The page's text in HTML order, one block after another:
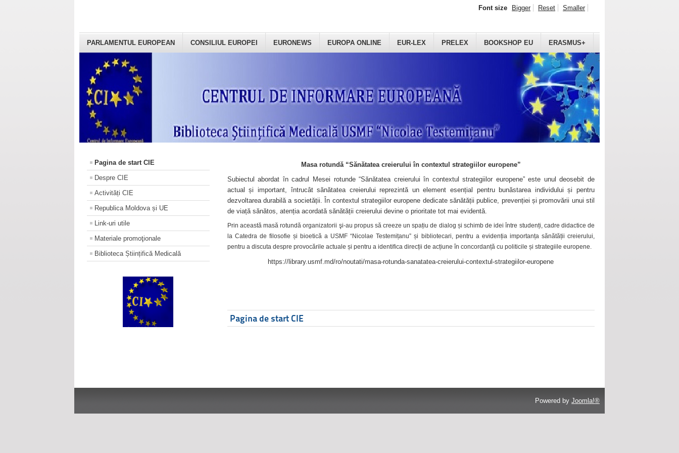
PARLAMENTUL EUROPEAN CONSILIUL EUROPEI EURONEWS EUROPA ONLINE EUR-LEX PRELEX BOOKSHOP EU ERASMUS+
Font size Bigger Reset Smaller
Pagina de start CIE
Despre CIE
Activități CIE
Republica Moldova și UE
Link-uri utile
Materiale promoţionale
Biblioteca Științifică Medicală
Masa rotundă “Sănătatea creierului în contextul strategiilor europene”
Subiectul abordat în cadrul Mesei rotunde “Sănătatea creierului în contextul strategiilor europene” este unul deosebit de
actual și important, întrucât sănătatea creierului reprezintă un element esențial pentru bunăstarea individului și pentru
dezvoltarea durabilă a societății. În contextul strategiilor europene dedicate sănătății publice, prevenției și promovării unui stil
de viață sănătos, atenția acordată sănătății creierului devine o prioritate tot mai evidentă.
Prin această masă rotundă organizatorii şi-au propus să creeze un spațiu de dialog și schimb de idei între studenți, cadre didactice de
la Catedra de filosofie și bioetică a USMF “Nicolae Testemițanu” și bibliotecari, pentru a evidenția importanța sănătății creierului,
pentru a discuta despre provocările actuale și pentru a identifica direcții de acțiune în concordanță cu politicile și strategiile europene.
https://library.usmf.md/ro/noutati/masa-rotunda-sanatatea-creierului-contextul-strategiilor-europene
Pagina de start CIE
Powered by Joomla!®